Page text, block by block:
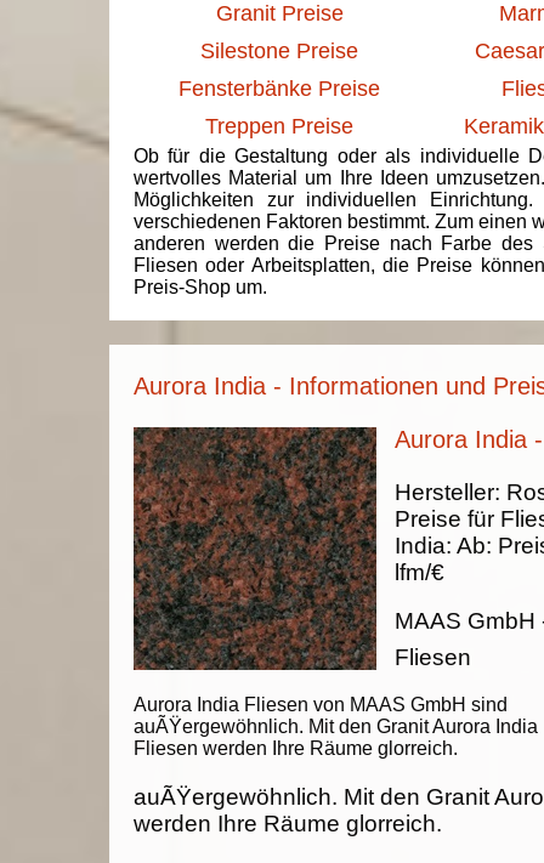
Granit Preise
Silestone Preise
Fensterbänke Preise
Treppen Preise
Ob für die Gestaltung oder als individuelle
wertvolles Material um Ihre Ideen
Möglichkeiten zur individuellen
verschiedenen Faktoren bestimmt. Zum einen
anderen werden die Preise nach Farbe des
Fliesen oder Arbeitsplatten, die Preise
Preis-Shop um.
Aurora India - Informationen und
Aurora India
Aurora India Fliesen von MAAS GmbH sind
auÃŸergewöhnlich. Mit den Granit Aurora India
Fliesen werden Ihre Räume glorreich.
Hersteller:
Preise für
India: Ab:
lfm/€
MAAS GmbH
Fliesen
auÃŸergewöhnlich. Mit den Granit
werden Ihre Räume glorreich.